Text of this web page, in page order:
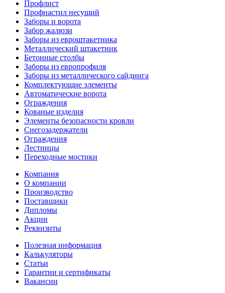
Профлист
Профнастил несущий
Заборы и ворота
Забор жалюзи
Заборы из евроштакетника
Металлический штакетник
Бетонные столбы
Заборы из европрофиля
Заборы из металлического сайдинга
Комплектующие элементы
Автоматические ворота
Ограждения
Кованые изделия
Элементы безопасности кровли
Снегозадержатели
Ограждения
Лестницы
Переходные мостики
Компания
О компании
Производство
Поставщики
Дипломы
Акции
Реквизиты
Полезная информация
Калькуляторы
Статьи
Гарантии и сертификаты
Вакансии